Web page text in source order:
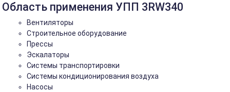
Область применения УПП 3RW340
Вентиляторы
Строительное оборудование
Прессы
Эскалаторы
Системы транспортировки
Системы кондиционирования воздуха
Насосы